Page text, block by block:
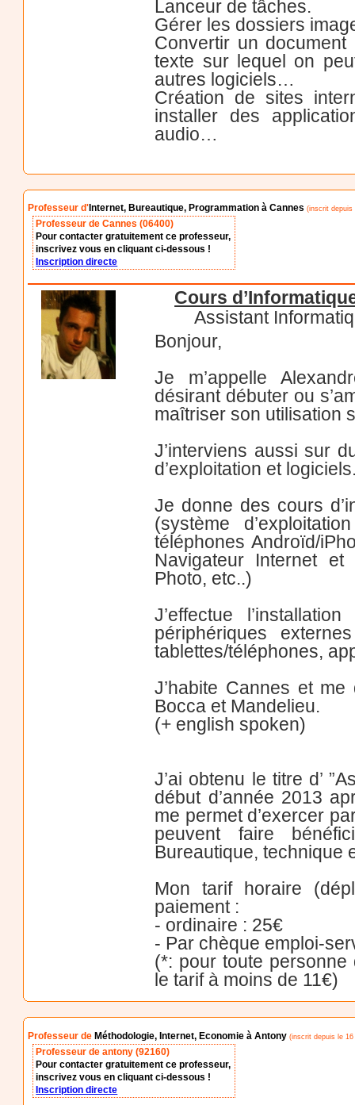
Lanceur de tâches.
Gérer les dossiers
Convertir un
texte sur lequel on
autres logiciels…
Création de sites
installer des
audio…
Professeur d' Internet, Bureautique, Programmation à Cannes (inscrit depuis
Professeur de Cannes (06400)
Pour contacter gratuitement ce professeur,
inscrivez vous en cliquant ci-dessous !
Inscription directe
Cours
Assistant
Bonjour,
Je m’appelle
désirant débuter ou
maîtriser son utilisation
J’interviens aussi sur
d’exploitation et
Je donne des cours
(système
téléphones Androïd/
Navigateur Internet et
Photo, etc..)
J’effectue
périphériques
tablettes/téléphones,
J’habite Cannes et
Bocca et Mandelieu.
(+ english spoken)
J’ai obtenu le titre d’
début d’année 2013
me permet d’exercer
peuvent faire
Bureautique, technique
Mon tarif horaire
paiement :
- ordinaire : 25€
- Par chèque emploi-
(*: pour toute
le tarif à moins de 11€)
Professeur deMéthodologie, Internet, Economie à Antony (inscrit depuis le
Professeur de antony (92160)
Pour contacter gratuitement ce professeur,
inscrivez vous en cliquant ci-dessous !
Inscription directe